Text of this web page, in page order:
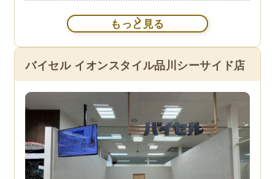
もっと見る
バイセル イオンスタイル品川シーサイド店